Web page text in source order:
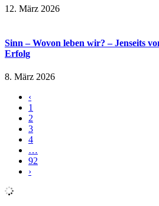
12. März 2026
Sinn – Wovon leben wir? – Jenseits
Erfolg
8. März 2026
‹
1
2
3
4
…
92
›